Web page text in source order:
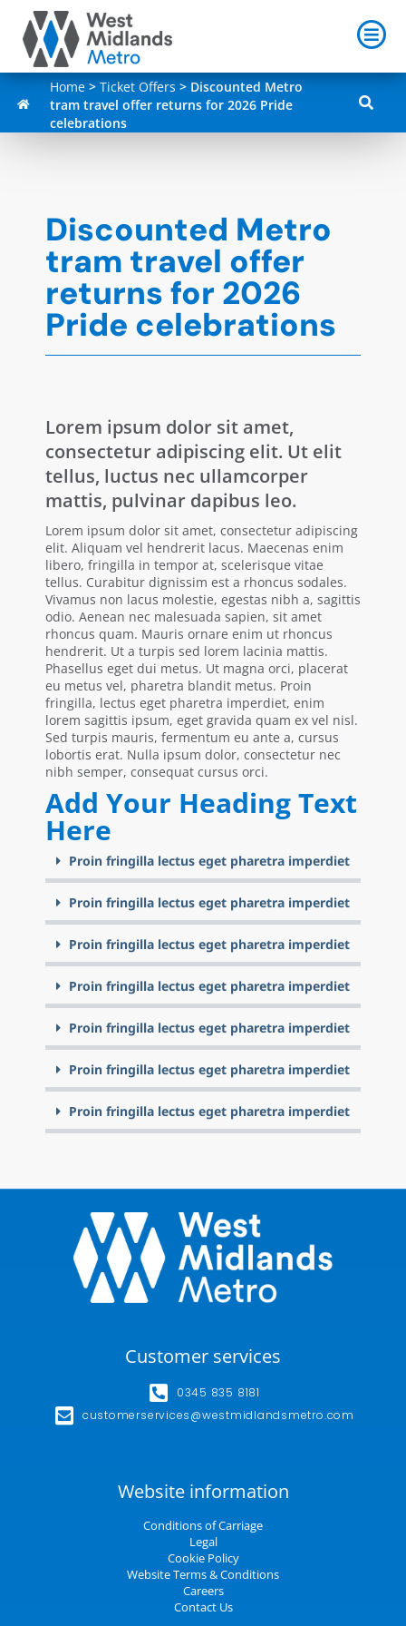
Home >Ticket Offers > Discounted Metro
tram travel offer returns for 2026 Pride
celebrations
Discounted Metro
tram travel offer
returns for 2026
Pride celebrations
Lorem ipsum dolor sit amet,
consectetur adipiscing elit. Ut elit
tellus, luctus nec ullamcorper
mattis, pulvinar dapibus leo.
Lorem ipsum dolor sit amet, consectetur adipiscing
elit. Aliquam vel hendrerit lacus. Maecenas enim
libero, fringilla in tempor at, scelerisque vitae
tellus. Curabitur dignissim est a rhoncus sodales.
Vivamus non lacus molestie, egestas nibh a, sagittis
odio. Aenean nec malesuada sapien, sit amet
rhoncus quam. Mauris ornare enim ut rhoncus
hendrerit. Ut a turpis sed lorem lacinia mattis.
Phasellus eget dui metus. Ut magna orci, placerat
eu metus vel, pharetra blandit metus. Proin
fringilla, lectus eget pharetra imperdiet, enim
lorem sagittis ipsum, eget gravida quam ex vel nisl.
Sed turpis mauris, fermentum eu ante a, cursus
lobortis erat. Nulla ipsum dolor, consectetur nec
nibh semper, consequat cursus orci.
Add Your Heading Text
Here
Proin fringilla lectus eget pharetra imperdiet
Proin fringilla lectus eget pharetra imperdiet
Proin fringilla lectus eget pharetra imperdiet
Proin fringilla lectus eget pharetra imperdiet
Proin fringilla lectus eget pharetra imperdiet
Proin fringilla lectus eget pharetra imperdiet
Proin fringilla lectus eget pharetra imperdiet
Customer services
0345 835 8181
customerservices@westmidlandsmetro.com
Website information
Conditions of Carriage
Legal
Cookie Policy
Website Terms & Conditions
Careers
Contact Us